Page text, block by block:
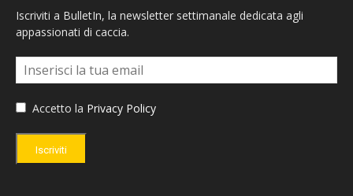
Iscriviti a BulletIn, la newsletter settimanale dedicata agli
appassionati di caccia.
Accetto la Privacy Policy
Iscriviti